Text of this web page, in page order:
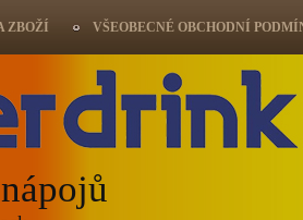
ZBOŽÍ VŠEOBECNÉ OBCHODNÍ